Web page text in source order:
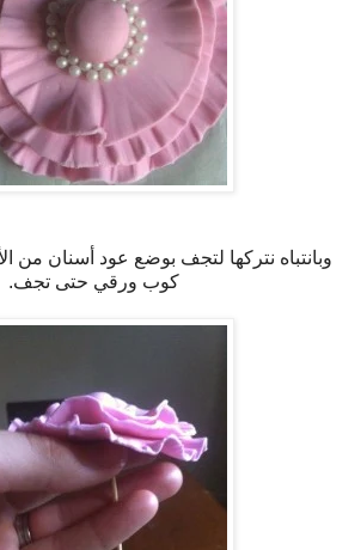
وبانتباه نتركها لتجف بوضع عود أسنان من
كوب ورقي حتى تجف.